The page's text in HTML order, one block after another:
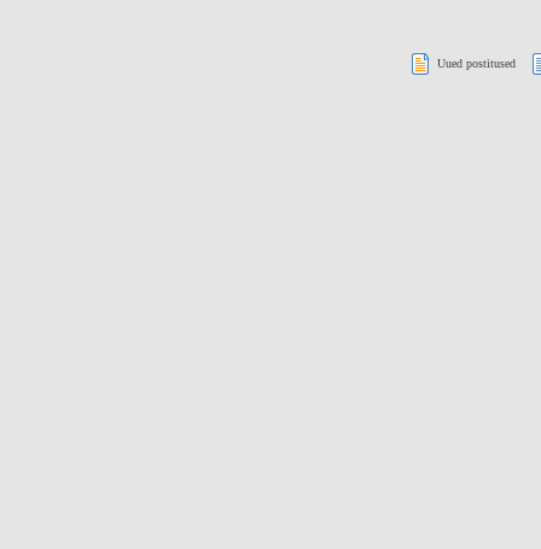
Uued postitused